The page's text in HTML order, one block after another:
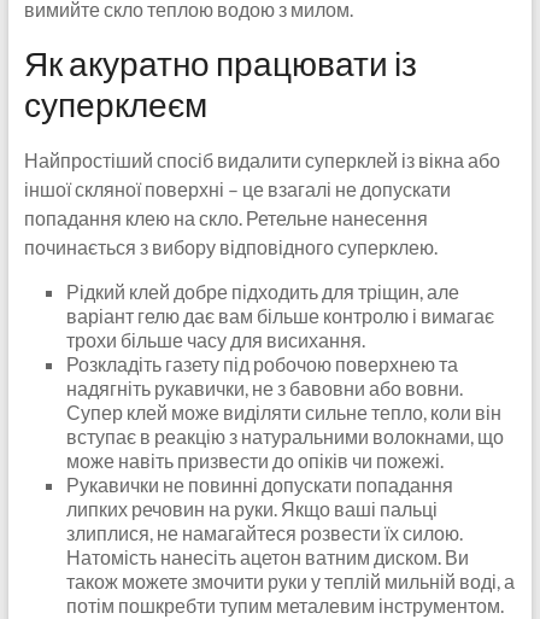
вимийте скло теплою водою з милом.
Як акуратно працювати із
суперклеєм
Найпростіший спосіб видалити суперклей із вікна або
іншої скляної поверхні – це взагалі не допускати
попадання клею на скло. Ретельне нанесення
починається з вибору відповідного суперклею.
Рідкий клей добре підходить для тріщин, але
варіант гелю дає вам більше контролю і вимагає
трохи більше часу для висихання.
Розкладіть газету під робочою поверхнею та
надягніть рукавички, не з бавовни або вовни.
Супер клей може виділяти сильне тепло, коли він
вступає в реакцію з натуральними волокнами, що
може навіть призвести до опіків чи пожежі.
Рукавички не повинні допускати попадання
липких речовин на руки. Якщо ваші пальці
злиплися, не намагайтеся розвести їх силою.
Натомість нанесіть ацетон ватним диском. Ви
також можете змочити руки у теплій мильній воді, а
потім пошкребти тупим металевим інструментом.